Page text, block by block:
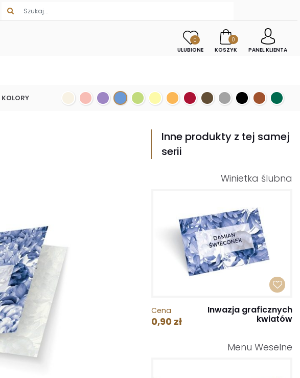
0
ULUBIONE
0
KOSZYK
PANEL KLIENTA
KOLORY
Inne produkty z tej samej
serii
Winietka ślubna
Cena
0,90 zł
Inwazja graficznych
kwiatów
Menu Weselne